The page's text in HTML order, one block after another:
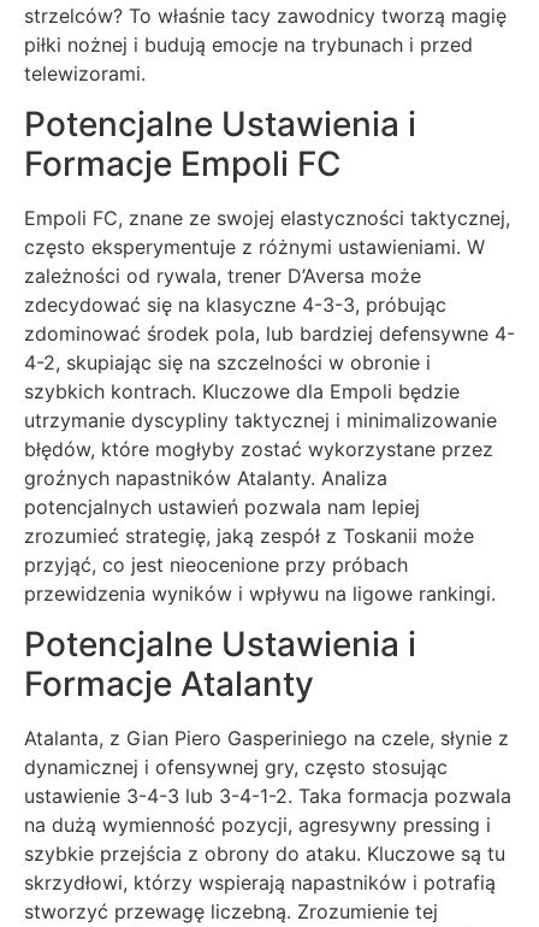
strzelców? To właśnie tacy zawodnicy tworzą magię
piłki nożnej i budują emocje na trybunach i przed
telewizorami.
Potencjalne Ustawienia i
Formacje Empoli FC
Empoli FC, znane ze swojej elastyczności taktycznej,
często eksperymentuje z różnymi ustawieniami. W
zależności od rywala, trener D’Aversa może
zdecydować się na klasyczne 4-3-3, próbując
zdominować środek pola, lub bardziej defensywne 4-
4-2, skupiając się na szczelności w obronie i
szybkich kontrach. Kluczowe dla Empoli będzie
utrzymanie dyscypliny taktycznej i minimalizowanie
błędów, które mogłyby zostać wykorzystane przez
groźnych napastników Atalanty. Analiza
potencjalnych ustawień pozwala nam lepiej
zrozumieć strategię, jaką zespół z Toskanii może
przyjąć, co jest nieocenione przy próbach
przewidzenia wyników i wpływu na ligowe rankingi.
Potencjalne Ustawienia i
Formacje Atalanty
Atalanta, z Gian Piero Gasperiniego na czele, słynie z
dynamicznej i ofensywnej gry, często stosując
ustawienie 3-4-3 lub 3-4-1-2. Taka formacja pozwala
na dużą wymienność pozycji, agresywny pressing i
szybkie przejścia z obrony do ataku. Kluczowe są tu
skrzydłowi, którzy wspierają napastników i potrafią
stworzyć przewagę liczebną. Zrozumienie tej